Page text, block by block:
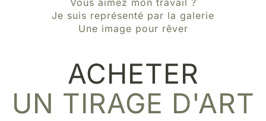
Vous aimez mon travail ?
Je suis représenté par la galerie
Une image pour rêver
ACHETER
UN TIRAGE D'ART